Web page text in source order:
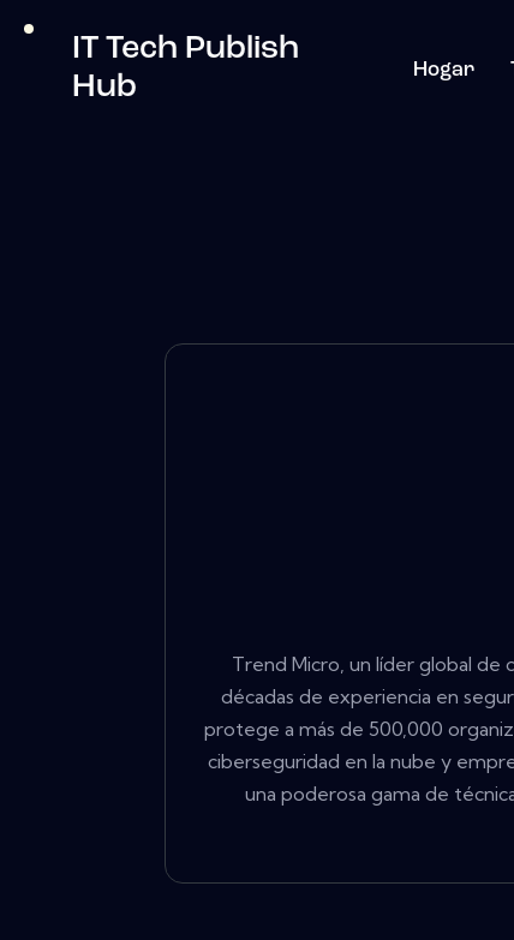
IT Tech Publish
Hub
Hogar
Trend Micro, un líder global de
décadas de experiencia en
protege a más de 500,000
ciberseguridad en la nube y
una poderosa gama de